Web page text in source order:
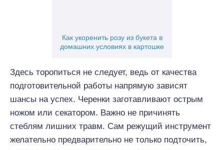
Как укоренить розу из букета в
домашних условиях в картошке
Здесь торопиться не следует, ведь от качества
подготовительной работы напрямую зависят
шансы на успех. Черенки заготавливают острым
ножом или секатором. Важно не причинять
стеблям лишних травм. Сам режущий инструмент
желательно предварительно не только подточить,